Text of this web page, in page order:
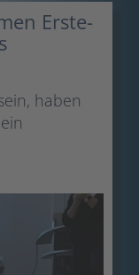
Erste-
haben